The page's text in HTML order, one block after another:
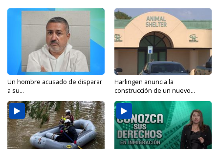
Un hombre acusado de disparar
a su...
Harlingen anuncia la
construcción de un nuevo...